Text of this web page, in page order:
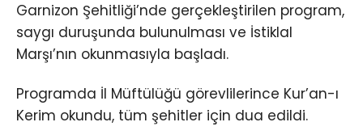
Garnizon Şehitliği’nde gerçekleştirilen program,
saygı duruşunda bulunulması ve İstiklal
Marşı’nın okunmasıyla başladı.
Programda İl Müftülüğü görevlilerince Kur’an-ı
Kerim okundu, tüm şehitler için dua edildi.